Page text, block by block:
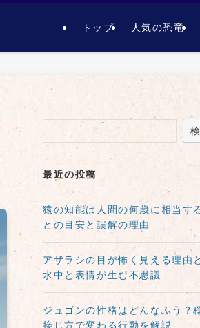
トップ 人気の恐竜
最近の投稿
猿の知能は人間の何歳に相当す
との目安と誤解の理由
アザラシの目が怖く見える理由
水中と表情が生む不思議
ジュゴンの性格はどんなふう？
接し方で変わる行動を解説